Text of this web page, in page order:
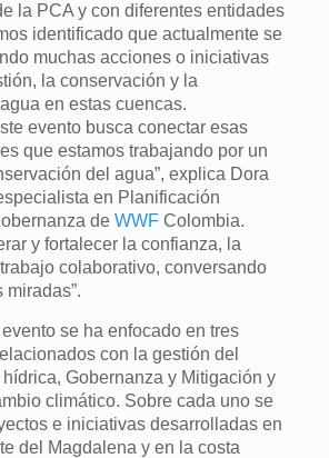
la PCA y con diferentes entidades
identificado que actualmente se
muchas acciones o iniciativas
la conservación y la
en estas cuencas.
evento busca conectar esas
que estamos trabajando por un
del agua”, explica Dora
en Planificación
deWWF Colombia.
y fortalecer la confianza, la
colaborativo, conversando
se ha enfocado en tres
con la gestión del
Gobernanza y Mitigación y
climático. Sobre cada uno se
e iniciativas desarrolladas en
del Magdalena y en la costa